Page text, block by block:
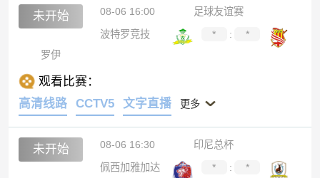
未开始 08-06 16:00
足球友谊赛
波特罗竞技
* :
*
罗伊
观看比赛：
高清线路
CCTV5 文字直播 更多
未开始 08-06 16:30
印尼总杯
佩西加雅加达
* : *